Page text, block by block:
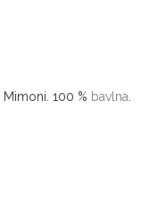
Mimoni. 100 % bavlna.